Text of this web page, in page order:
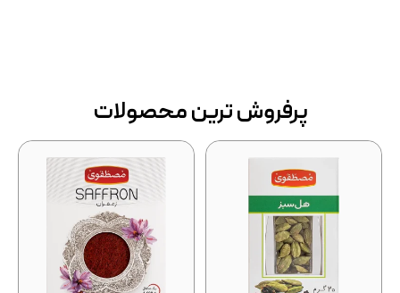
پرفروش ترین محصولات